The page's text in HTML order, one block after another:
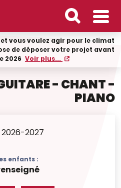
et vous voulez agir pour le climat
de déposer votre projet avant
2026 Voir plus...
- CHANT -
PIANO
2026-2027
enfants :